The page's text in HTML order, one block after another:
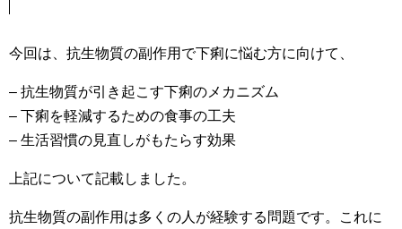
今回は、抗生物質の副作用で下痢に悩む方に向けて、
– 抗生物質が引き起こす下痢のメカニズム
– 下痢を軽減するための食事の工夫
– 生活習慣の見直しがもたらす効果
上記について記載しました。
抗生物質の副作用は多くの人が経験する問題です。これに